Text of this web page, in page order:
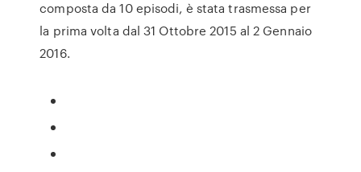
composta da 10 episodi, è stata trasmessa per
la prima volta dal 31 Ottobre 2015 al 2 Gennaio
2016.